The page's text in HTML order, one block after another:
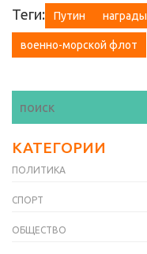
Теги: Путин награды
военно-морской флот
КАТЕГОРИИ
ПОЛИТИКА
СПОРТ
ОБЩЕСТВО